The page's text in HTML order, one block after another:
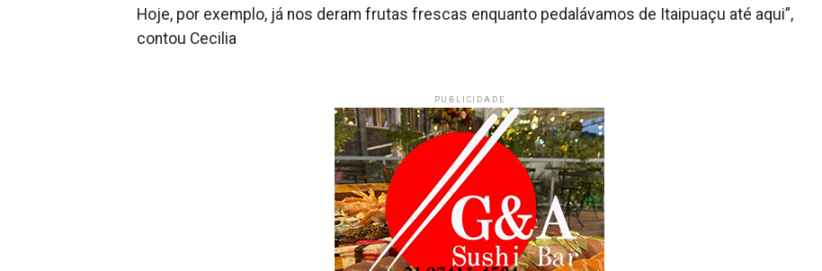
Hoje, por exemplo, já nos deram frutas frescas enquanto pedalávamos de Itaipuaçu até aqui”,
contou Cecilia
PUBLICIDADE